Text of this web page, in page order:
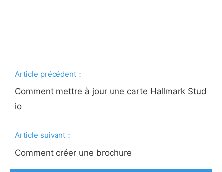
Article précédent：
Comment mettre à jour une carte Hallmark Stud
io
Article suivant：
Comment créer une brochure